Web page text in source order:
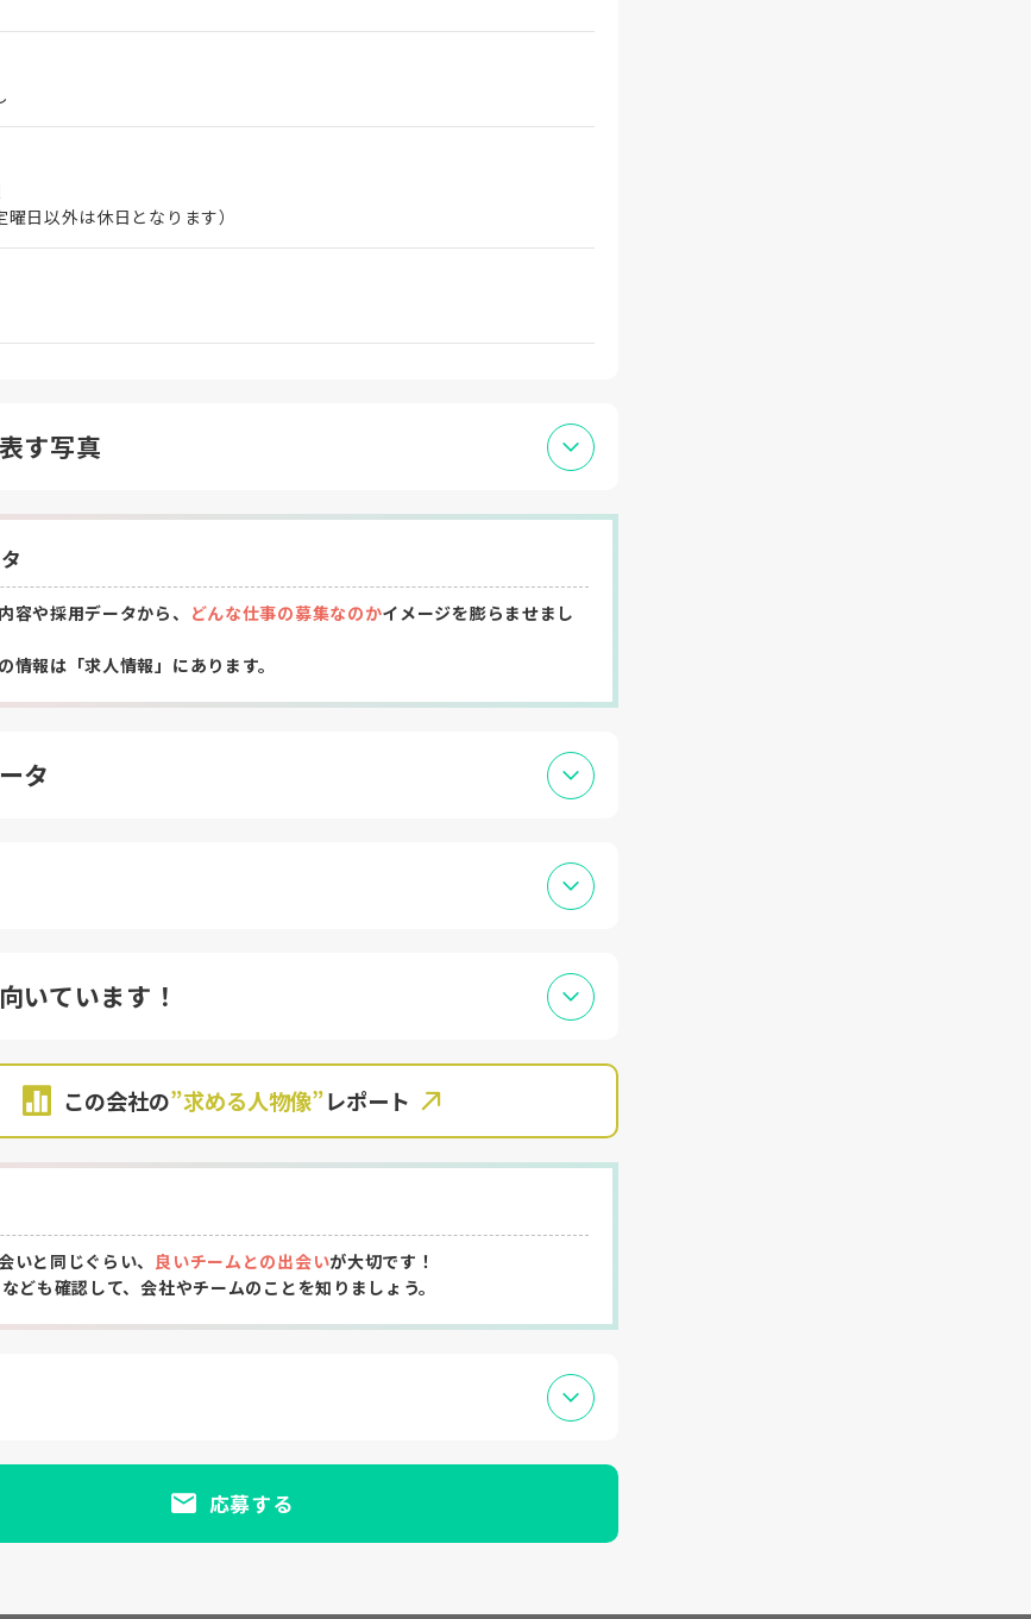
曜日以外は休日となります）
す写真
容や採用データから、 どんな仕事の募集なのかイメージを膨らませまし
情報は「求人情報」にあります。
タ
いています！
この会社の”求める人物像”レポート
いと同じぐらい、 良いチームとの出会いが大切です！
ども確認して、会社やチームのことを知りましょう。
応募する